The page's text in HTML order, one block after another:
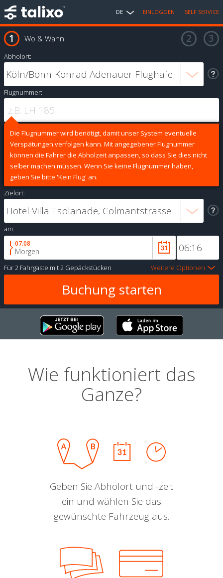
DE EINLOGGEN SELF SERVICE
Wo & Wann
Abholort:
Flugnummer:
Die Flugnummer wird benötigt, damit unser System eventuelle
Verspätungen verfolgen kann. Mit angegebener Flugnummer
können die Fahrer die Abholzeit anpassen, so dass Sie dies nicht
selber machen müssen. Wenn Sie keine Flugnummer haben,
geben Sie bitte 'Kein Flug' an.
Zielort:
am:
07.08
Morgen
Für2 Fahrgäste mit2 Gepäckstücken Weitere Optionen
Wie funktioniert das
Ganze?
Geben Sie Abholort und -zeit
ein und wählen Sie das
gewünschte Fahrzeug aus.